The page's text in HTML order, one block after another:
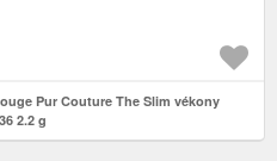
Pur Couture The Slim vékony
2.2 g